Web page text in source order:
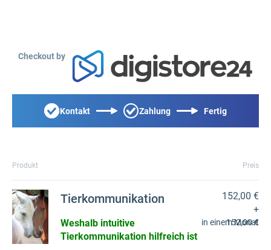
Checkout by
Kontakt Zahlung Fertig
Produkt Preis
Tierkommunikation
Weshalb intuitive
Tierkommunikation hilfreich ist
152,00 €
+
152,00 €
in einem Monat